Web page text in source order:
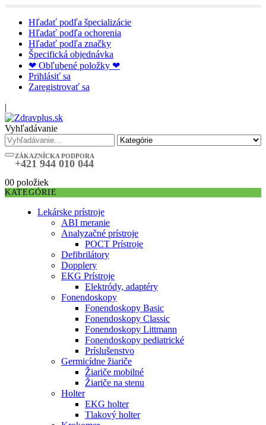
Hľadať podľa špecializácie
Hľadať podľa ochorenia
Hľadať podľa značky
Špecifická objednávka
❤ Obľubené položky ❤
Prihlásiť sa
Zaregistrovať sa
|
Vyhľadávanie
ZÁKAZNÍCKA PODPORA
+421 944 010 044
00 položiek
KATEGÓRIE
Lekárske prístroje
ABI meranie
Analyzačné prístroje
POCT Prístroje
Defibrilátory
Dopplery
EKG Prístroje
Elektródy, adaptéry
Fonendoskopy
Fonendoskopy Basic
Fonendoskopy Classic
Fonendoskopy Littmann
Fonendoskopy pediatrické
Príslušenstvo
Germicídne žiariče
Žiariče mobilné
Žiariče na stenu
Holter
EKG holter
Tlakový holter